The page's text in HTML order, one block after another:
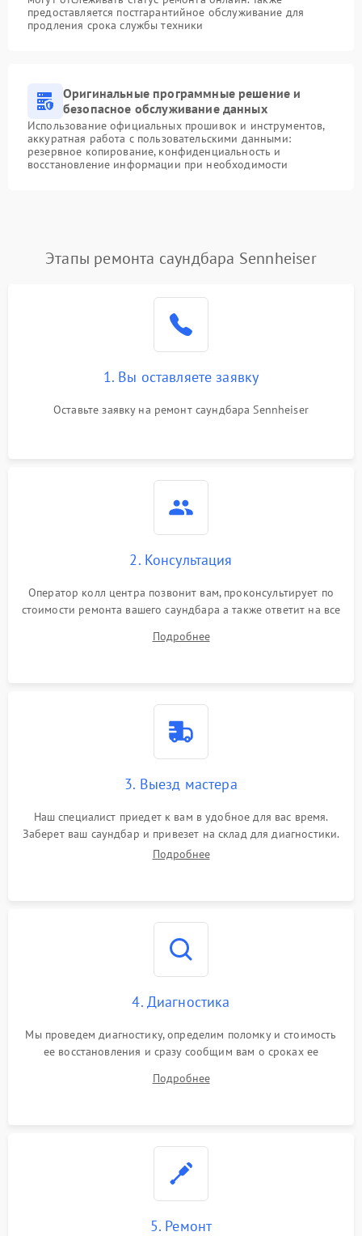
предоставляется постгарантийное обслуживание для
продления срока службы техники
Оригинальные программные решение и
безопасное обслуживание данных
Использование официальных прошивок и инструментов,
аккуратная работа с пользовательскими данными:
резервное копирование, конфиденциальность и
восстановление информации при необходимости
Этапы ремонта саундбара Sennheiser
1. Вы оставляете заявку
Оставьте заявку на ремонт саундбара Sennheiser
2. Консультация
Оператор колл центра позвонит вам, проконсультирует по
стоимости ремонта вашего саундбара а также ответит на все
Подробнее
3. Выезд мастера
Наш специалист приедет к вам в удобное для вас время.
Заберет ваш саундбар и привезет на склад для диагностики.
Подробнее
4. Диагностика
Мы проведем диагностику, определим поломку и стоимость
ее восстановления и сразу сообщим вам о сроках ее
Подробнее
5. Ремонт